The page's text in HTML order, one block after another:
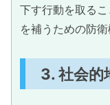
下す行動を取る
を補うための防
3. 社会的